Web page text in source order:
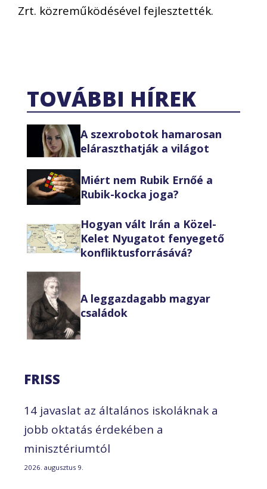
Zrt. közreműködésével fejlesztették.
TOVÁBBI HÍREK
A szexrobotok hamarosan
eláraszthatják a világot
Miért nem Rubik Ernőé a
Rubik-kocka joga?
Hogyan vált Irán a Közel-
Kelet Nyugatot fenyegető
konfliktusforrásává?
A leggazdagabb magyar
családok
FRISS
14 javaslat az általános iskoláknak a
jobb oktatás érdekében a
minisztériumtól
2026. augusztus 9.